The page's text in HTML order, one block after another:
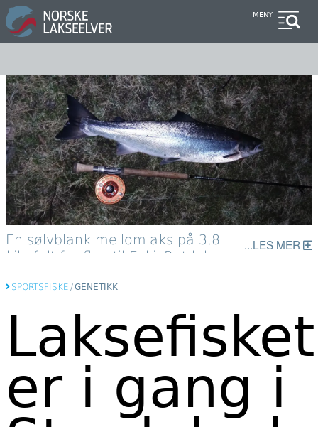
Hopp
til
hovedinnhold
MENY
En sølvblank mellomlaks på 3,8
kilo falt for flua til Eskil Ratdal.
LES MER
SPORTSFISKE /GENETIKK
Laksefisket
er i gang i